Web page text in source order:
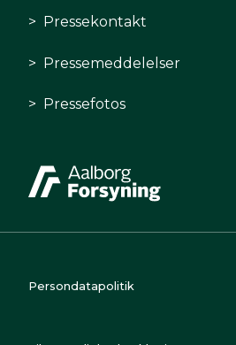
Pressekontakt
Pressemeddelelser
Pressefotos
Persondatapolitik